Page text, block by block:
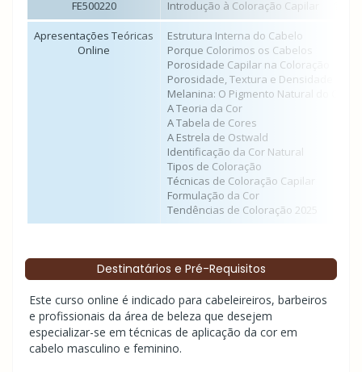
FE500220 Introdução à Coloração Capilar
Apresentações Teóricas
Online
Estrutura Interna do Cabelo
Porque Colorimos os Cabelos
Porosidade Capilar na Coloração
Porosidade, Textura e Densidade
Melanina: O Pigmento Natural do
A Teoria da Cor
A Tabela de Cores
A Estrela de Ostwald
Identificação da Cor Natural
Tipos de Coloração
Técnicas de Coloração Capilar
Formulação da Cor
Tendências de Coloração 2025
Destinatários e Pré-Requisitos
Este curso online é indicado para cabeleireiros, barbeiros
e profissionais da área de beleza que desejem
especializar-se em técnicas de aplicação da cor em
cabelo masculino e feminino.